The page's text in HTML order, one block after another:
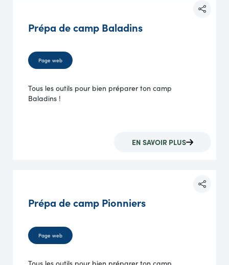
Prépa de camp Baladins
Page web
Tous les outils pour bien préparer ton camp
Baladins !
EN SAVOIR PLUS
Prépa de camp Pionniers
Page web